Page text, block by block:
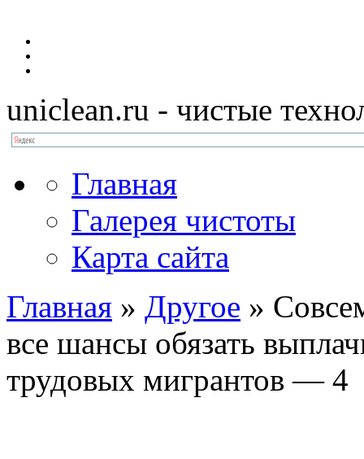
uniclean.ru - чистые
Главная
Галерея чистоты
Карта сайта
Главная » Другое »
все шансы обязать
трудовых мигрантов — 4